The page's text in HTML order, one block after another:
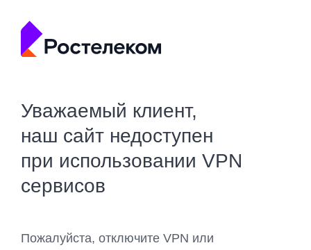
Уважаемый клиент,
наш сайт недоступен
при использовании VPN
сервисов
Пожалуйста, отключите VPN или